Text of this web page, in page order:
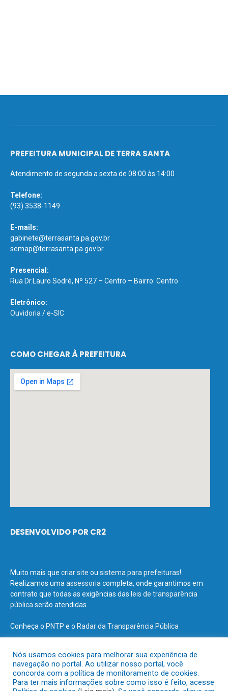
PREFEITURA MUNICIPAL DE TERRA SANTA
Atendimento de segunda a sexta de 08:00 às 14:00
Telefone:
(93) 3538-1149
E-mails:
gabinete@terrasanta.pa.gov.br
semap@terrasanta.pa.gov.br
Presencial:
Rua Dr.Lauro Sodré, Nº 527 – Centro – Bairro: Centro
Eletrônico:
Ouvidoria /e-SIC
COMO CHEGAR À PREFEITURA
DESENVOLVIDO POR CR2
Muito mais que criar site ou sistema para prefeituras!
Realizamos uma assessoria completa, onde garantimos em
contrato que todas as exigências das leis de transparência
pública serão atendidas.
Conheça o PNTP e o Radar da Transparência Pública
Todos os direitos reservados a Prefeitura Municipal de Terra Santa.
Nós usamos cookies para melhorar sua experiência de
navegação no portal. Ao utilizar nosso portal, você
concorda com a política de monitoramento de cookies.
Para ter mais informações sobre como isso é feito, acesse